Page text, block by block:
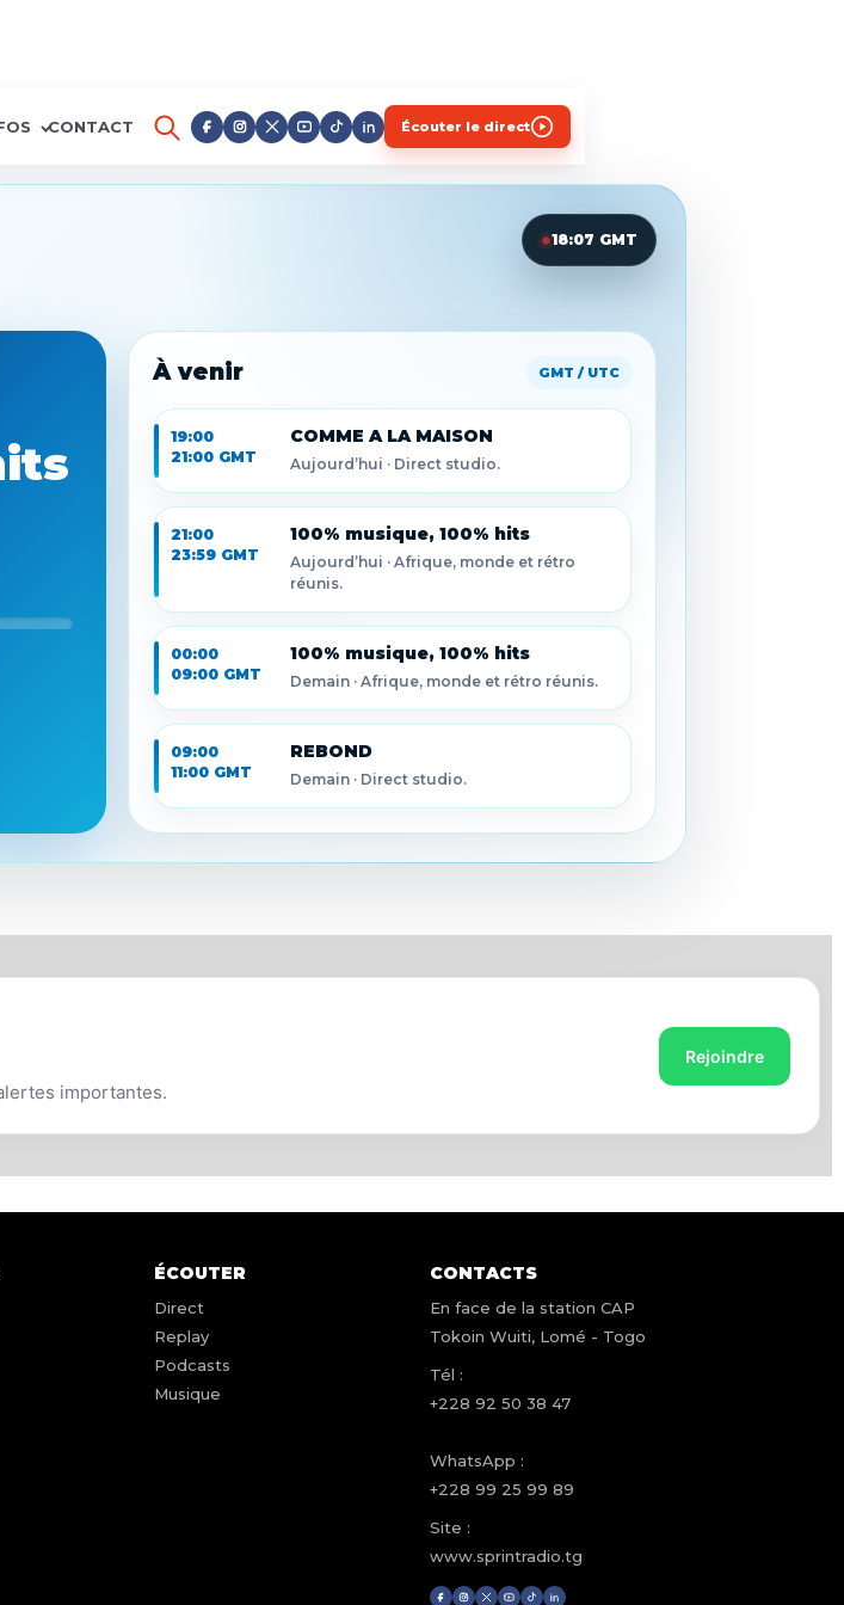
CONTACT Écouter le direct
18:07 GMT
À venir GMT / UTC
19:00
21:00 GMT
COMME A LA MAISON
Aujourd’hui · Direct studio.
21:00
23:59 GMT
100% musique, 100% hits
Aujourd’hui · Afrique, monde et rétro
réunis.
00:00
09:00 GMT
100% musique, 100% hits
Demain · Afrique, monde et rétro réunis.
09:00
11:00 GMT
REBOND
Demain · Direct studio.
importantes.
Rejoindre
ÉCOUTER
Direct
Replay
Podcasts
Musique
CONTACTS
En face de la station CAP
Tokoin Wuiti, Lomé - Togo
Tél :
+228 92 50 38 47
WhatsApp :
+228 99 25 99 89
Site :
www.sprintradio.tg